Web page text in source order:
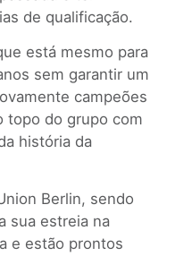
de qualificação.
está mesmo para
sem garantir um
campeões
topo do grupo com
história da
Berlin, sendo
sua estreia na
e estão prontos